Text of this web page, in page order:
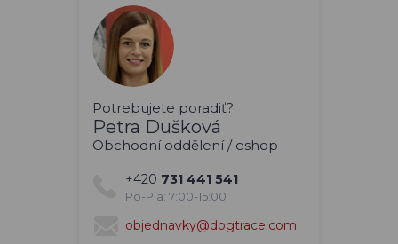
Potrebujete poradiť?
Petra Dušková
Obchodní oddělení / eshop
+420 731 441 541
Po-Pia: 7:00-15:00
objednavky@dogtrace.com